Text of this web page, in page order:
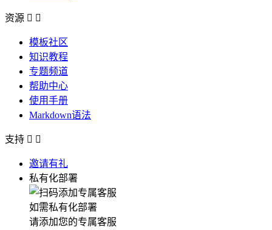
资源  
模板社区
知识教程
专题频道
帮助中心
使用手册
Markdown语法
支持  
邀请有礼
私有化部署
如需私有化部署
请添加您的专属客服